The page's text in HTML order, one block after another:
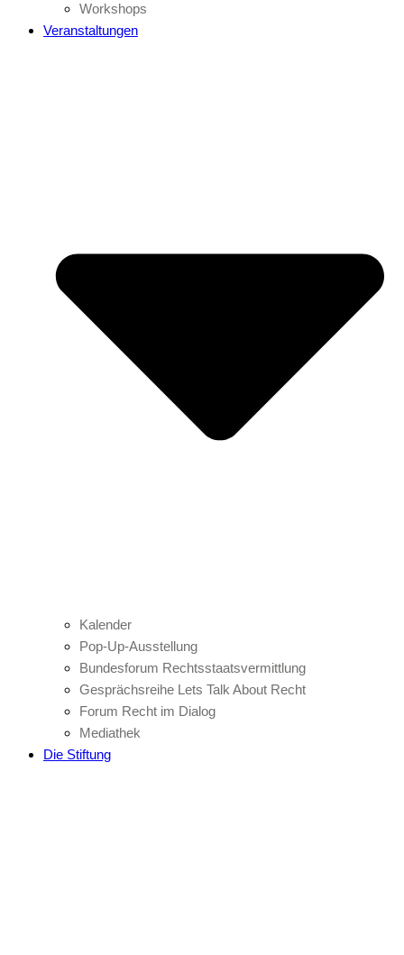
Workshops
Veranstaltungen
Kalender
Pop-Up-Ausstellung
Bundesforum Rechtsstaatsvermittlung
Gesprächsreihe Lets Talk About Recht
Forum Recht im Dialog
Mediathek
Die Stiftung